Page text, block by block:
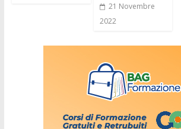
21 Novembre
2022